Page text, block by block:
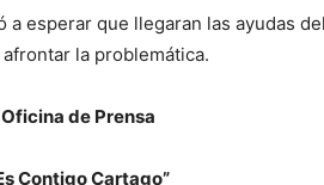
esperar que llegaran las ayudas
la problemática.
Oficina de Prensa
Contigo Cartago”